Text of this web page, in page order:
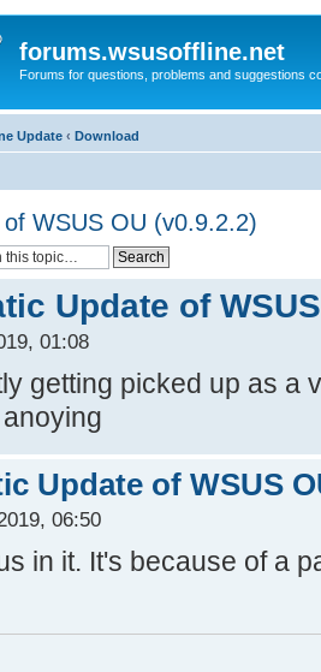
forums.wsusoffline.net
Forums for questions, problems and suggestions
Update ‹ Download
WSUS OU (v0.9.2.2)
Update of
01:08
getting picked up as a
Update of WSUS
06:50
in it. It's because of a